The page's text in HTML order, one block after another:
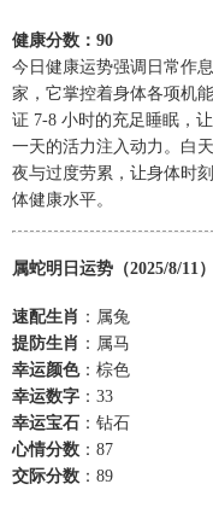
健康分数：90
今日健康运势强调日常作
家，它掌控着身体各项机
证 7-8 小时的充足睡眠，
一天的活力注入动力。白
夜与过度劳累，让身体时
体健康水平。
属蛇明日运势（2025/8/11）
速配生肖 ：属兔
提防生肖 ：属马
幸运颜色：棕色
幸运数字 ：33
幸运宝石 ：钻石
心情分数 ：87
交际分数 ：89